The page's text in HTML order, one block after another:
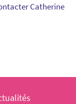
Catherine